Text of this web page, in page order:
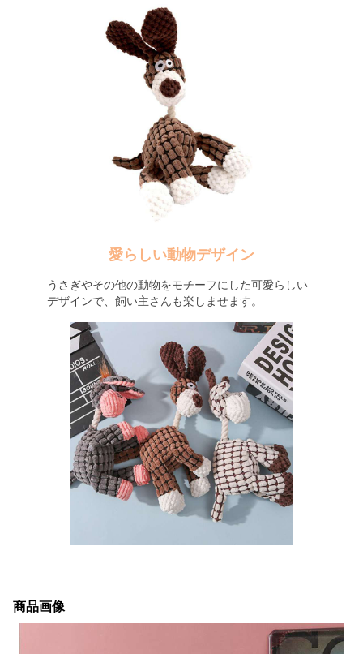
愛らしい動物デザイン
うさぎやその他の動物をモチーフにした可愛らしい
デザインで、飼い主さんも楽しませます。
商品画像